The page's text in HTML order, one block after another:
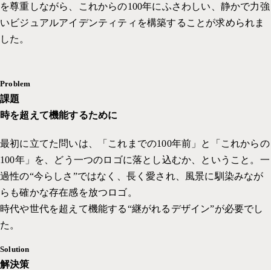
を尊重しながら、これからの100年にふさわしい、静かで力強
いビジュアルアイデンティティを構築することが求められま
した。
Problem
課題
時を超えて機能するために
最初に立てた問いは、「これまでの100年前」と「これからの
100年」を、どう一つのロゴに落とし込むか、ということ。一
過性の“今らしさ”ではなく、長く愛され、風景に馴染みなが
らも確かな存在感を放つロゴ。
時代や世代を超えて機能する“継がれるデザイン”が必要でし
た。
Solution
解決策